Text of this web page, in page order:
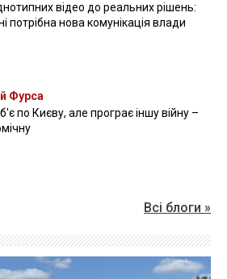
відео до реальних рішень:
потрібна нова комунікація влади
Фурса
б'є по Києву, але програє іншу війну –
Всі блоги »